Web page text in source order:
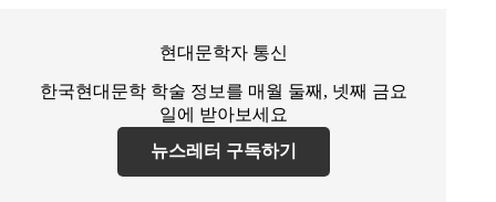
현대문학자 통신
한국현대문학 학술 정보를 매월 둘째, 넷째 금요
일에 받아보세요
뉴스레터 구독하기